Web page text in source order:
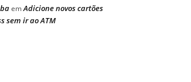
emAdicione novos cartões
sem ir ao ATM